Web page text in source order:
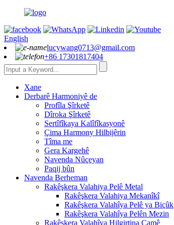
English
lucywang0713@gmail.com
+86 17301817404
Xane
Derbarê Harmoniyê de
Profîla Şîrketê
Dîroka Şîrketê
Sertîfîkaya Kalîfîkasyonê
Çima Harmony Hilbijêrin
Tîma me
Gera Kargehê
Navenda Nûçeyan
Paqij bûn
Navenda Berheman
Rakêşkera Valahiya Pelê Metal
Rakêşkera Valahiya Mekanîkî
Rakêşkera Valahîya Pelê ya Biçûk
Rakêşkera Valahîya Pelên Mezin
Rakêşkera Valahîya Hilgirtina Camê